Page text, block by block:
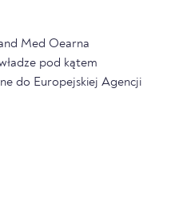
Med Oearna
pod kątem
do Europejskiej Agencji